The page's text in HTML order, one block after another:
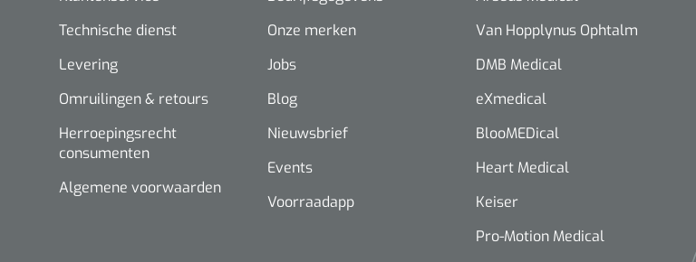
Technische dienst
Levering
Omruilingen & retours
Herroepingsrecht
consumenten
Algemene voorwaarden
Onze merken
Jobs
Blog
Nieuwsbrief
Events
Voorraadapp
Van Hopplynus Ophtalm
DMB Medical
eXmedical
BlooMEDical
Heart Medical
Keiser
Pro-Motion Medical